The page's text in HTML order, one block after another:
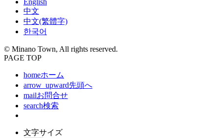
English
中文
中文(繁體字)
한국어
© Minano Town, All rights reserved.
PAGE TOP
homeホーム
arrow_upward先頭へ
mailお問合せ
search検索
文字サイズ